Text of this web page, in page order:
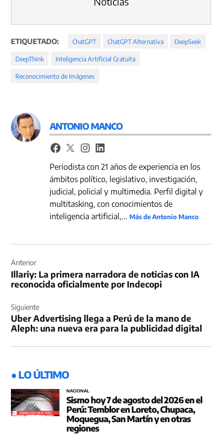
ETIQUETADO: ChatGPT ChatGPT Alternativa DeepSeek
DeepThink Inteligencia Artificial Gratuita
Reconocimiento de Imágenes
ANTONIO MANCO
Periodista con 21 años de experiencia en los
ámbitos político, legislativo, investigación,
judicial, policial y multimedia. Perfil digital y
multitasking, con conocimientos de
inteligencia artificial,...Más de Antonio Manco
de
entradas
Anterior
Illariy: La primera narradora de noticias con IA
reconocida oficialmente por Indecopi
Siguiente
Uber Advertising llega a Perú de la mano de
Aleph: una nueva era para la publicidad digital
● LO ÚLTIMO
NACIONAL
Sismo hoy 7 de agosto del 2026 en el
Perú: Temblor en Loreto, Chupaca,
Moquegua, San Martín y en otras
regiones